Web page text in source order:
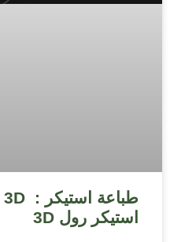
استيكر رول 3D